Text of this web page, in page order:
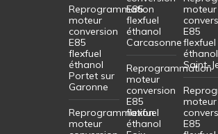
Reprogrammation
moteur
conversion
E85
flexfuel
éthanol
Portet sur
Garonne
Reprogrammation
moteur
E85
flexfuel
éthanol
Carcasonne
Reprogrammation
moteur
conversion
E85
flexfuel
éthanol
moteur
E85
flexfuel
éthanol
Saint-
moteur
E85